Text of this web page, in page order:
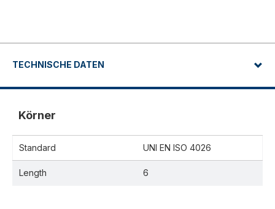
TECHNISCHE DATEN
Körner
Standard UNI EN ISO 4026
Length 6